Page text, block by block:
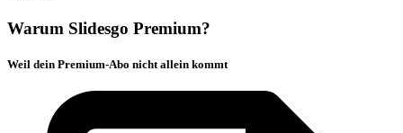
Warum Slidesgo Premium?
Weil dein Premium-Abo nicht allein kommt